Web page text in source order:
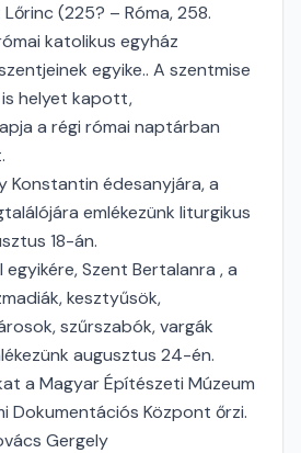
(225? – Róma, 258.
katolikus egyház
egyike.. A szentmise
helyet kapott,
a régi római naptárban
Konstantin édesanyjára, a
emlékezünk liturgikus
18-án.
Szent Bertalanra , a
kesztyűsök,
szűrszabók, vargák
augusztus 24-én.
a Magyar Építészeti Múzeum
Dokumentációs Központ őrzi.
Gergely